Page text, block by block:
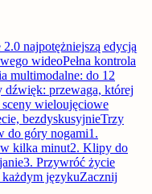
najpotężniejszą edycją
wideoPełna kontrola
multimodalne: do 12
przewaga, której
wieloujęciowe
bezdyskusyjnieTrzy
do góry nogami1.
kilka minut2. Klipy do
3. Przywróć życie
językuZacznij